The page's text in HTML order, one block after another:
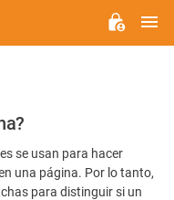
se usan para hacer
una página. Por lo tanto,
para distinguir si un